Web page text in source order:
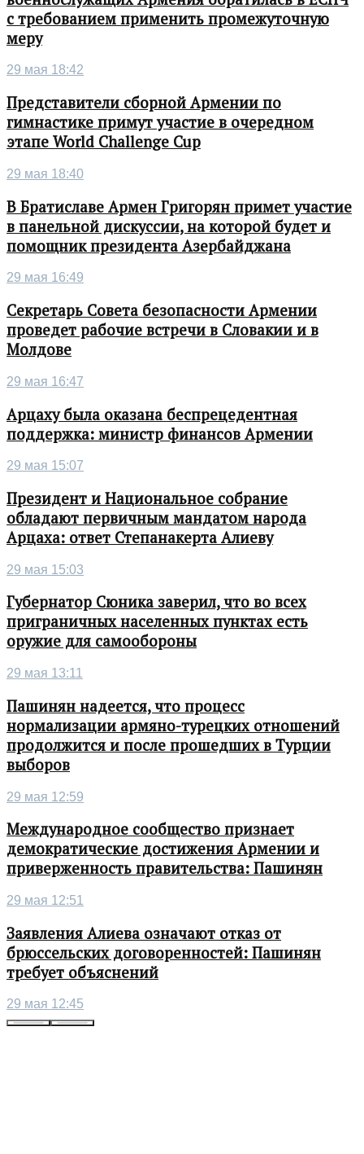
с требованием применить промежуточную
меру
29 мая 18:42
Представители сборной Армении по
гимнастике примут участие в очередном
этапе World Challenge Cup
29 мая 18:40
В Братиславе Армен Григорян примет участие
в панельной дискуссии, на которой будет и
помощник президента Азербайджана
29 мая 16:49
Секретарь Совета безопасности Армении
проведет рабочие встречи в Словакии и в
Молдове
29 мая 16:47
Арцаху была оказана беспрецедентная
поддержка: министр финансов Армении
29 мая 15:07
Президент и Национальное собрание
обладают первичным мандатом народа
Арцаха: ответ Степанакерта Алиеву
29 мая 15:03
Губернатор Сюника заверил, что во всех
приграничных населенных пунктах есть
оружие для самообороны
29 мая 13:11
Пашинян надеется, что процесс
нормализации армяно-турецких отношений
продолжится и после прошедших в Турции
выборов
29 мая 12:59
Международное сообщество признает
демократические достижения Армении и
приверженность правительства: Пашинян
29 мая 12:51
Заявления Алиева означают отказ от
брюссельских договоренностей: Пашинян
требует объяснений
29 мая 12:45